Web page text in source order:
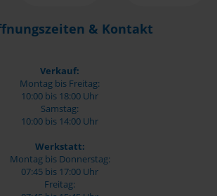
& Kontakt
Verkauf:
Montag bis Freitag:
10:00 bis 18:00 Uhr
Samstag:
10:00 bis 14:00 Uhr
Werkstatt:
Montag bis Donnerstag:
07:45 bis 17:00 Uhr
Freitag: